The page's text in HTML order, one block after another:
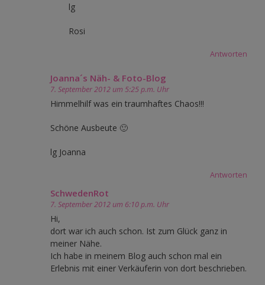
lg
Rosi
Antworten
Joanna´s Näh- & Foto-Blog
7. September 2012 um 5:25 p.m. Uhr
Himmelhilf was ein traumhaftes Chaos!!!
Schöne Ausbeute 🙂
lg Joanna
Antworten
SchwedenRot
7. September 2012 um 6:10 p.m. Uhr
Hi,
dort war ich auch schon. Ist zum Glück ganz in
meiner Nähe.
Ich habe in meinem Blog auch schon mal ein
Erlebnis mit einer Verkäuferin von dort beschrieben.